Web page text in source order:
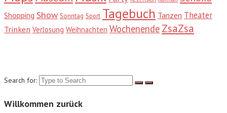
Shopping Show Sonntag Sport Tagebuch Tanzen Theater
Trinken Verlosung Weihnachten Wochenende ZsaZsa
Search for:
Willkommen zurück